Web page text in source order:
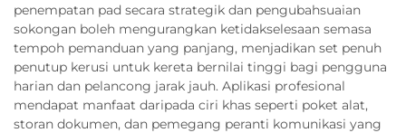
penempatan pad secara strategik dan pengubahsuaian
sokongan boleh mengurangkan ketidakselesaan semasa
tempoh pemanduan yang panjang, menjadikan set penuh
penutup kerusi untuk kereta bernilai tinggi bagi pengguna
harian dan pelancong jarak jauh. Aplikasi profesional
mendapat manfaat daripada ciri khas seperti poket alat,
storan dokumen, dan pemegang peranti komunikasi yang